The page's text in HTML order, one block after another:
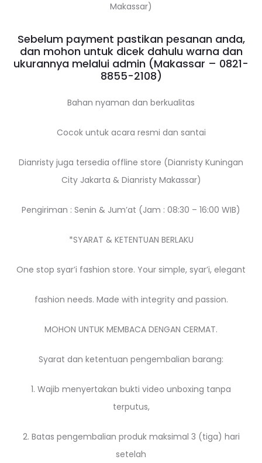
Makassar)
Sebelum payment pastikan pesanan anda,
dan mohon untuk dicek dahulu warna dan
ukurannya melalui admin (Makassar – 0821-
8855-2108)
Bahan nyaman dan berkualitas
Cocok untuk acara resmi dan santai
Dianristy juga tersedia offline store (Dianristy Kuningan
City Jakarta & Dianristy Makassar)
Pengiriman : Senin & Jum’at (Jam : 08:30 – 16:00 WIB)
*SYARAT & KETENTUAN BERLAKU
One stop syar’i fashion store. Your simple, syar’i, elegant
fashion needs. Made with integrity and passion.
MOHON UNTUK MEMBACA DENGAN CERMAT.
Syarat dan ketentuan pengembalian barang:
1. Wajib menyertakan bukti video unboxing tanpa
terputus,
2. Batas pengembalian produk maksimal 3 (tiga) hari
setelah